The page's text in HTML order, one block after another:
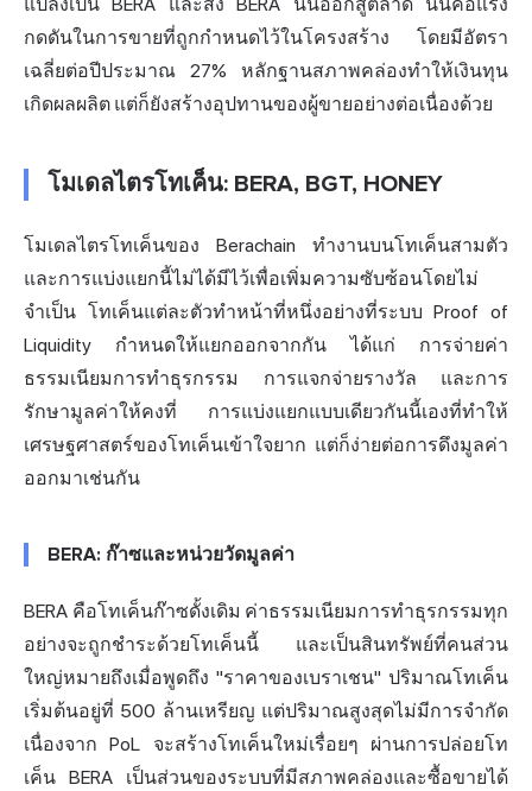
กดดันในการขายที่ถูกกำหนดไว้ในโครงสร้าง โดยมีอัตรา
เฉลี่ยต่อปีประมาณ 27% หลักฐานสภาพคล่องทำให้เงินทุน
เกิดผลผลิต แต่ก็ยังสร้างอุปทานของผู้ขายอย่างต่อเนื่องด้วย
โมเดลไตรโทเค็น: BERA, BGT, HONEY
โมเดลไตรโทเค็นของ Berachain ทำงานบนโทเค็นสามตัว
และการแบ่งแยกนี้ไม่ได้มีไว้เพื่อเพิ่มความซับซ้อนโดยไม่
จำเป็น โทเค็นแต่ละตัวทำหน้าที่หนึ่งอย่างที่ระบบ Proof of
Liquidity กำหนดให้แยกออกจากกัน ได้แก่ การจ่ายค่า
ธรรมเนียมการทำธุรกรรม การแจกจ่ายรางวัล และการ
รักษามูลค่าให้คงที่ การแบ่งแยกแบบเดียวกันนี้เองที่ทำให้
เศรษฐศาสตร์ของโทเค็นเข้าใจยาก แต่ก็ง่ายต่อการดึงมูลค่า
ออกมาเช่นกัน
BERA: ก๊าซและหน่วยวัดมูลค่า
BERA คือโทเค็นก๊าซดั้งเดิม ค่าธรรมเนียมการทำธุรกรรมทุก
อย่างจะถูกชำระด้วยโทเค็นนี้ และเป็นสินทรัพย์ที่คนส่วน
ใหญ่หมายถึงเมื่อพูดถึง "ราคาของเบราเชน" ปริมาณโทเค็น
เริ่มต้นอยู่ที่ 500 ล้านเหรียญ แต่ปริมาณสูงสุดไม่มีการจำกัด
เนื่องจาก PoL จะสร้างโทเค็นใหม่เรื่อยๆ ผ่านการปล่อยโท
เค็น BERA เป็นส่วนของระบบที่มีสภาพคล่องและซื้อขายได้